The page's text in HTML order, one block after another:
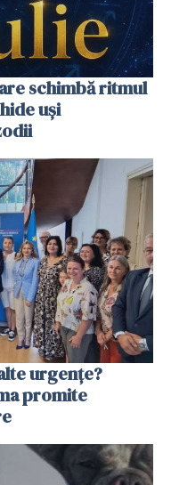
schimbă ritmul
uși
urgențe?
promite